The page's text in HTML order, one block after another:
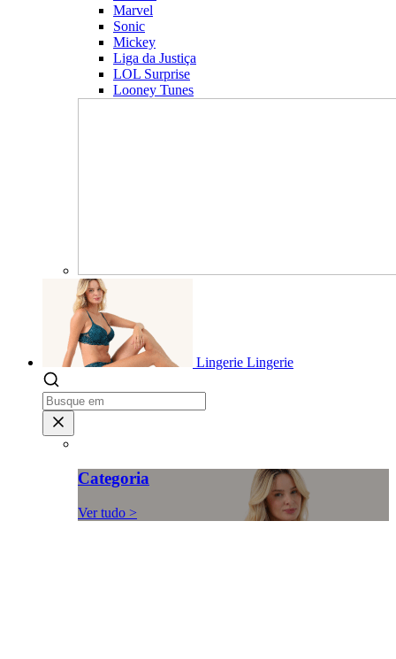
Marvel
Sonic
Mickey
Liga da Justiça
LOL Surprise
Looney Tunes
Lingerie Lingerie
Categoria
Ver tudo >